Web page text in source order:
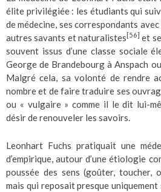
élite privilégiée : les étudiants qui
de médecine, ses correspondants
autres savants et naturalistes [56] et
souvent issus d’une classe sociale
George de Brandebourg à Anspach
Malgré cela, sa volonté de rendre
nombre et de faire traduire ses
ou « vulgaire » comme il le dit lui-
désir de renouveler les savoirs.
Leonhart Fuchs pratiquait une
d’empirique, autour d’une étiologie
poussée des sens (goûter, toucher,
mais qui reposait presque